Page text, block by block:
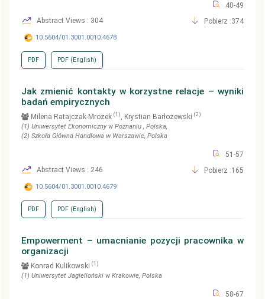
40-49
Abstract Views : 304
Pobierz :374
10.5604/01.3001.0010.4678
PDF PDF (English)
Jak zmienić kontakty w korzystne relacje – wyniki
badań empirycznych
Milena Ratajczak-Mrozek (1) , Krystian Barłożewski (2)
(1) Uniwersytet Ekonomiczny w Poznaniu , Polska,
(2) Szkoła Główna Handlowa w Warszawie, Polska
51-57
Abstract Views : 246
Pobierz :165
10.5604/01.3001.0010.4679
PDF PDF (English)
Empowerment – umacnianie pozycji pracownika w
organizacji
Konrad Kulikowski (1)
(1) Uniwersytet Jagielloński w Krakowie, Polska
58-67